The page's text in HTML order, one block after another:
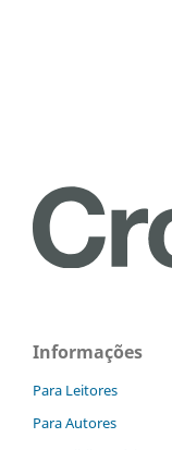
Informações
Para Leitores
Para Autores